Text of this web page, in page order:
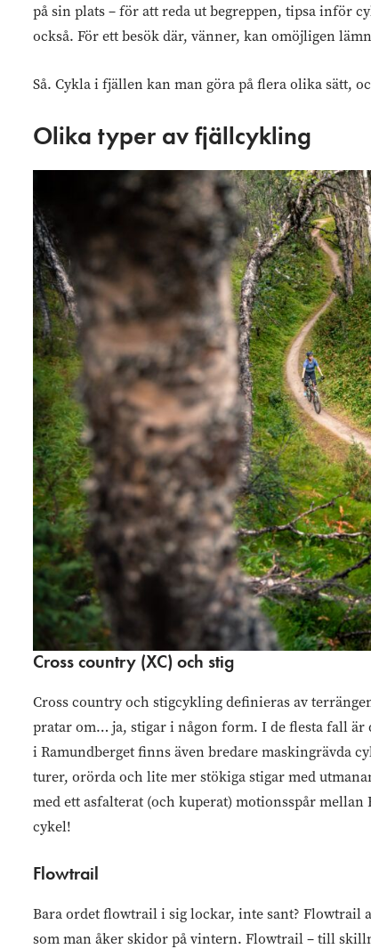
på sin plats – för att reda ut begreppen, tipsa inför
också. För ett besök där, vänner, kan omöjligen
Så. Cykla i fjällen kan man göra på flera olika sätt,
Olika typer av fjällcykling
Cross country (XC) och stig
Cross country och stigcykling definieras av
pratar om… ja, stigar i någon form. I de flesta fall är
i Ramundberget finns även bredare maskingrävda
turer, orörda och lite mer stökiga stigar med
med ett asfalterat (och kuperat) motionsspår
cykel!
Flowtrail
Bara ordet flowtrail i sig lockar, inte sant? Flowtrail
som man åker skidor på vintern. Flowtrail – till